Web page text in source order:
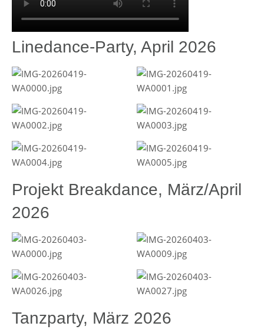
Linedance-Party, April 2026
Projekt Breakdance, März/April
2026
Tanzparty, März 2026